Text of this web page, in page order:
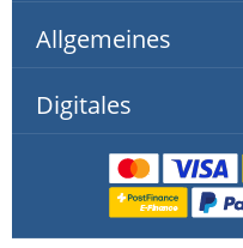
Allgemeines
Digitales